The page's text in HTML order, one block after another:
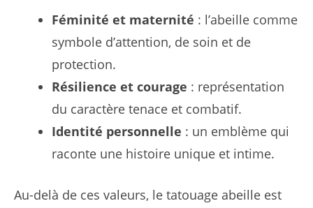
Féminité et maternité : l’abeille comme
symbole d’attention, de soin et de
protection.
Résilience et courage : représentation
du caractère tenace et combatif.
Identité personnelle : un emblème qui
raconte une histoire unique et intime.
Au-delà de ces valeurs, le tatouage abeille est